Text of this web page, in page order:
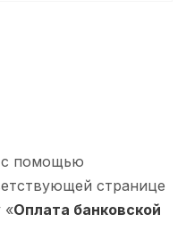
с помощью
странице
«Оплата банковской